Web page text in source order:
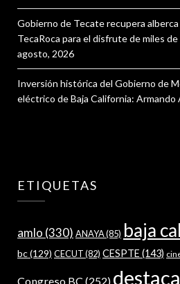
Gobierno de Tecate recupera
TecaRoca para el disfrute de miles
agosto, 2026
Inversión histórica del Gobierno de
eléctrico de Baja California: Armando
ETIQUETAS
amlo (330) ANAYA(85) baja
bc(129) CECUT(82) CESPTE (143)
Congreso BC (252)